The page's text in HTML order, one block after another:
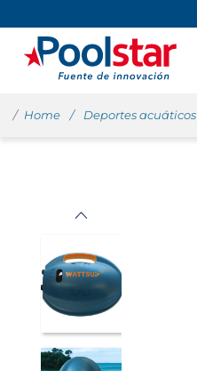
Home Deportes acuáticos